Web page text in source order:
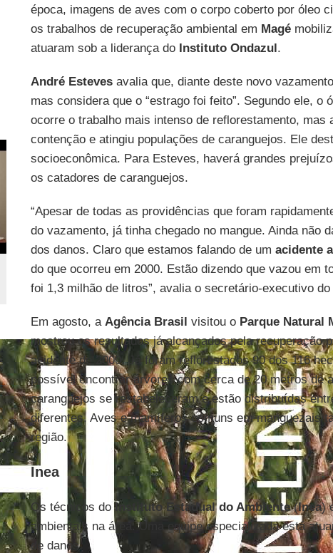
época, imagens de aves com o corpo coberto por óleo
os trabalhos de recuperação ambiental em Magé
atuaram sob a liderança do Instituto Ondazul.
André Estevesavalia que, diante deste novo
mas considera que o “estrago foi feito”. Segundo ele, o
ocorre o trabalho mais intenso de reflorestamento, mas
contenção e atingiu populações de caranguejos. Ele
socioeconômica. Para Esteves, haverá grandes
os catadores de caranguejos.
“Apesar de todas as providências que foram
do vazamento, já tinha chegado no mangue. Ainda não
dos danos. Claro que estamos falando de um acidente
do que ocorreu em 2000. Estão dizendo que vazou em
foi 1,3 milhão de litros”, avalia o secretário-executivo do
Em agosto, a Agência Brasil visitou o Parque Natural
mostrou os resultados já alcançados pela recuperação
acidente de 2000. Já foram reflorestados 90 dos 116
possível encontrar árvores com cerca de 20 metros de
caranguejos se restabeleceram e estão distribuídas
diferentes. Aves e mamíferos comuns em manguezais
região.
Inea
Os técnicos doInstituto Estadual do Ambiente(Inea)
ambientais na área. Uma equipe especializada está
de danos.